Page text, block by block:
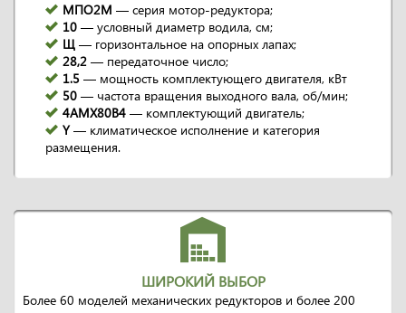
МПО2М — серия мотор-редуктора;
10 — условный диаметр водила, см;
Щ — горизонтальное на опорных лапах;
28,2 — передаточное число;
1.5 — мощность комплектующего двигателя, кВт
50 — частота вращения выходного вала, об/мин;
4АМХ80В4 — комплектующий двигатель;
Y— климатическое исполнение и категория
размещения.
ШИРОКИЙ ВЫБОР
Более 60 моделей механических редукторов и более 200